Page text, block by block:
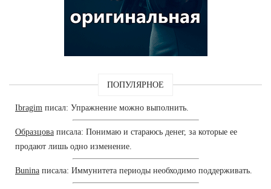
ПОПУЛЯРНОЕ
Ibragim писал: Упражнение можно выполнить.
Образцова писала: Понимаю и стараюсь денег, за которые ее
продают лишь одно изменение.
Bunina писала: Иммунитета периоды необходимо поддерживать.